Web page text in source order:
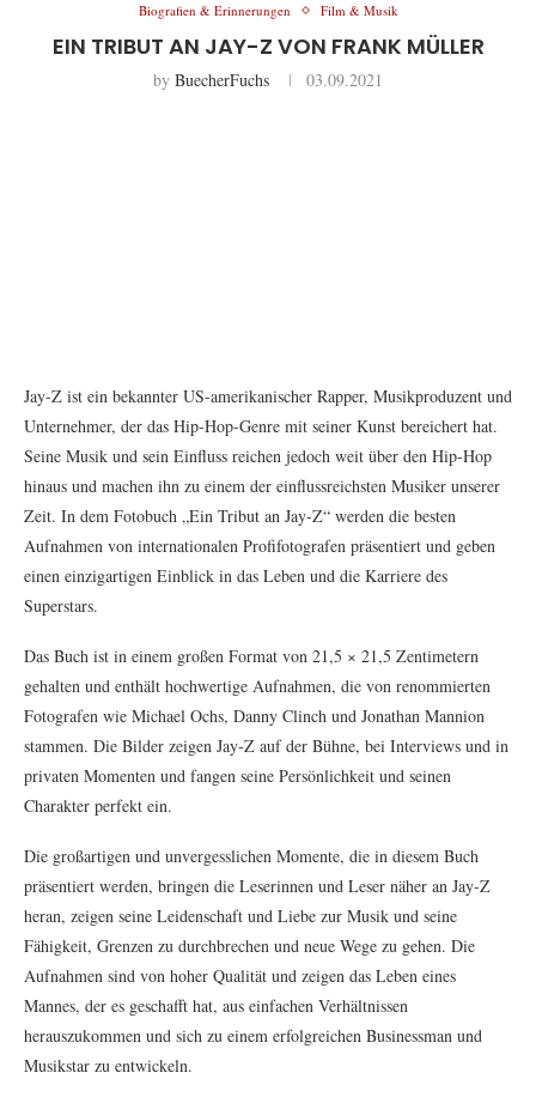
Biografien & Erinnerungen Film & Musik
EIN TRIBUT AN JAY-Z VON FRANK MÜLLER
by BuecherFuchs 03.09.2021
Jay-Z ist ein bekannter US-amerikanischer Rapper, Musikproduzent und
Unternehmer, der das Hip-Hop-Genre mit seiner Kunst bereichert hat.
Seine Musik und sein Einfluss reichen jedoch weit über den Hip-Hop
hinaus und machen ihn zu einem der einflussreichsten Musiker unserer
Zeit. In dem Fotobuch „Ein Tribut an Jay-Z“ werden die besten
Aufnahmen von internationalen Profifotografen präsentiert und geben
einen einzigartigen Einblick in das Leben und die Karriere des
Superstars.
Das Buch ist in einem großen Format von 21,5 × 21,5 Zentimetern
gehalten und enthält hochwertige Aufnahmen, die von renommierten
Fotografen wie Michael Ochs, Danny Clinch und Jonathan Mannion
stammen. Die Bilder zeigen Jay-Z auf der Bühne, bei Interviews und in
privaten Momenten und fangen seine Persönlichkeit und seinen
Charakter perfekt ein.
Die großartigen und unvergesslichen Momente, die in diesem Buch
präsentiert werden, bringen die Leserinnen und Leser näher an Jay-Z
heran, zeigen seine Leidenschaft und Liebe zur Musik und seine
Fähigkeit, Grenzen zu durchbrechen und neue Wege zu gehen. Die
Aufnahmen sind von hoher Qualität und zeigen das Leben eines
Mannes, der es geschafft hat, aus einfachen Verhältnissen
herauszukommen und sich zu einem erfolgreichen Businessman und
Musikstar zu entwickeln.